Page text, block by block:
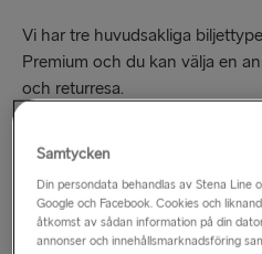
Vi har tre huvudsakliga
Premium och du kan välja en
och returresa.
Economy
Vårt lägsta biljettpris, ett bra val
Biljettvillkoren i Economy är
och Premium-biljetter.
Samtycken
Din persondata behandlas av Stena Line
Google och Facebook. Cookies och
åtkomst av sådan information på din
annonser och innehållsmarknadsföring